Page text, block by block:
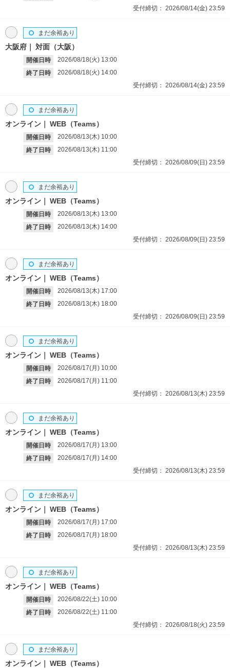
受付締切： 2026/08/14(金) 23:59
大阪府 対面（大阪）
開催日時 2026/08/18(火) 13:00
終了日時
2026/08/18(火) 14:00
まだ余裕あり
受付締切： 2026/08/14(金) 23:59
オンライン WEB（Teams）
開催日時 2026/08/13(木) 10:00
終了日時
2026/08/13(木) 11:00
まだ余裕あり
受付締切： 2026/08/09(日) 23:59
オンライン WEB（Teams）
開催日時 2026/08/13(木) 13:00
終了日時
2026/08/13(木) 14:00
まだ余裕あり
受付締切： 2026/08/09(日) 23:59
オンライン WEB（Teams）
開催日時 2026/08/13(木) 17:00
終了日時
2026/08/13(木) 18:00
まだ余裕あり
受付締切： 2026/08/09(日) 23:59
オンライン WEB（Teams）
開催日時 2026/08/17(月) 10:00
終了日時
2026/08/17(月) 11:00
まだ余裕あり
受付締切： 2026/08/13(木) 23:59
オンライン WEB（Teams）
開催日時 2026/08/17(月) 13:00
終了日時
2026/08/17(月) 14:00
まだ余裕あり
受付締切： 2026/08/13(木) 23:59
オンライン WEB（Teams）
開催日時 2026/08/17(月) 17:00
終了日時
2026/08/17(月) 18:00
まだ余裕あり
受付締切： 2026/08/13(木) 23:59
オンライン WEB（Teams）
開催日時 2026/08/22(土) 10:00
終了日時
2026/08/22(土) 11:00
まだ余裕あり
受付締切： 2026/08/18(火) 23:59
オンライン WEB（Teams）
まだ余裕あり